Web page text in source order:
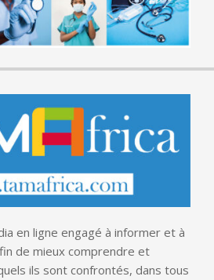
en ligne engagé à informer et à
de mieux comprendre et
ils sont confrontés, dans tous